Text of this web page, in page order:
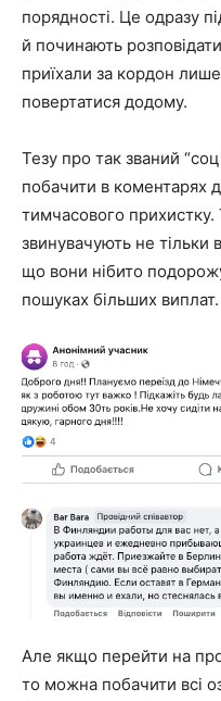
порядності. Це одразу
й починають
приїхали за кордон
повертатися додому.
Тезу про так званий
побачити в коментарях
тимчасового прихистку.
звинувачують не тільки
що вони нібито
пошуках більших виплат.
Але якщо перейти на
то можна побачити всі